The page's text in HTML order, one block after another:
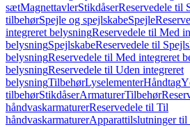
sætMagnettavlerStikdåserReservedele til
tilbehørSpejle og spejlskabeSpejle
integreret belysningReservedele til Med
belysningSpejlskabeReservedele til
belysningReservedele til Med integreret
belysningReservedele til Uden integreret
belysningTilbehørLyselementerHåndtag
tilbehørStikdåserArmaturerTilbehør
håndvaskarmaturerReservedele til Til
håndvaskarmaturerApparattilslutninger til